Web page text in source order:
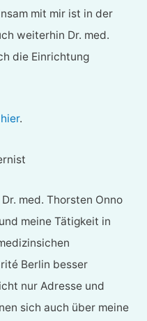
mit mir ist in der
weiterhin Dr. med.
die Einrichtung
.
med. Thorsten Onno
meine Tätigkeit in
Berlin besser
nur Adresse und
sich auch über meine